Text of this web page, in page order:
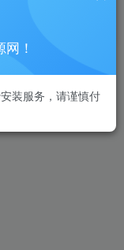
！
装服务，请谨慎付